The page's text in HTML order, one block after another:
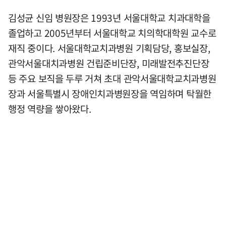
김성균 신임 병원장은 1993년 서울대학교 치과대학을
졸업하고 2005년부터 서울대학교 치의학대학원 교수로
재직 중이다. 서울대학교치과병원 기획담당, 홍보실장,
관악서울대치과병원 건립준비단장, 미래발전추진단장
등 주요 보직을 두루 거쳐 초대 관악서울대학교치과병원
장과 서울특별시 장애인치과병원장을 역임하며 탁월한
행정 역량을 쌓아왔다.